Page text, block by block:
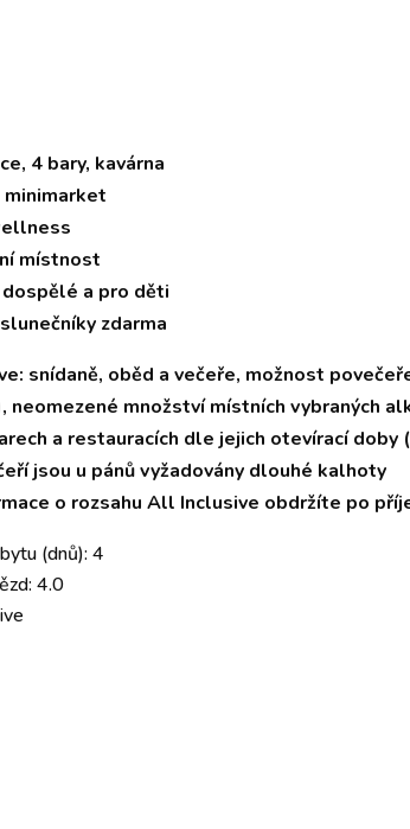
4 bary, kavárna
minimarket
místnost
a pro děti
zdarma
snídaně, oběd a večeře, možnost
neomezené množství místních vybraných
a restauracích dle jejich otevírací doby
jsou u pánů vyžadovány dlouhé kalhoty
o rozsahu All Inclusive obdržíte po
(dnů): 4
4.0